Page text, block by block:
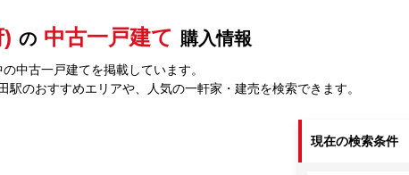
の 中古一戸建て 購入情報
中古一戸建てを掲載しています。
のおすすめエリアや、人気の一軒家・建売を検索できます。
現在の検索条件